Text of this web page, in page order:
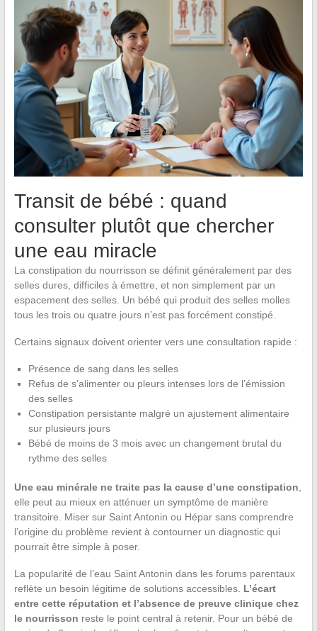
Transit de bébé : quand
consulter plutôt que chercher
une eau miracle
La constipation du nourrisson se définit généralement par des
selles dures, difficiles à émettre, et non simplement par un
espacement des selles. Un bébé qui produit des selles molles
tous les trois ou quatre jours n’est pas forcément constipé.
Certains signaux doivent orienter vers une consultation rapide :
Présence de sang dans les selles
Refus de s’alimenter ou pleurs intenses lors de l’émission
des selles
Constipation persistante malgré un ajustement alimentaire
sur plusieurs jours
Bébé de moins de 3 mois avec un changement brutal du
rythme des selles
Une eau minérale ne traite pas la cause d’une constipation,
elle peut au mieux en atténuer un symptôme de manière
transitoire. Miser sur Saint Antonin ou Hépar sans comprendre
l’origine du problème revient à contourner un diagnostic qui
pourrait être simple à poser.
La popularité de l’eau Saint Antonin dans les forums parentaux
reflète un besoin légitime de solutions accessibles. L’écart
entre cette réputation et l’absence de preuve clinique chez
le nourrisson reste le point central à retenir. Pour un bébé de